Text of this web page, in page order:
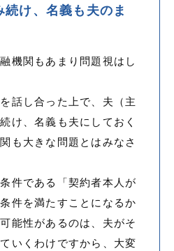
け、名義も夫のま
機関もあまり問題視はし
話し合った上で、夫（主
け、名義も夫にしておく
も大きな問題とはみなさ
件である「契約者本人が
件を満たすことになるか
能性があるのは、夫がそ
いくわけですから、大変